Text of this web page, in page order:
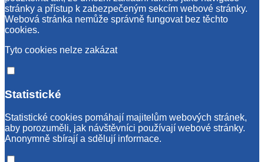
stránky a přístup k zabezpečeným sekcím webové stránky.
Webová stránka nemůže správně fungovat bez těchto
cookies.
Tyto cookies nelze zakázat
Statistické
Statistické cookies pomáhají majitelům webových stránek,
aby porozuměli, jak návštěvníci používají webové stránky.
Anonymně sbírají a sdělují informace.